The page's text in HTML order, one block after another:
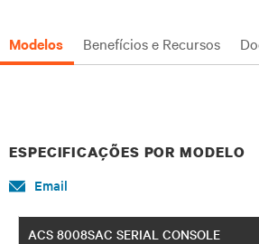
Modelos Benefícios e Recursos
ESPECIFICAÇÕES POR MODELO
Email
ACS 8008SAC SERIAL CONSOLE